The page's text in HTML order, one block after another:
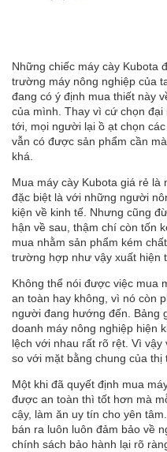
Những chiếc máy cày Kubota
trường máy nông nghiệp của
đang có ý định mua thiết này
của mình. Thay vì cứ chọn
tới, mọi người lại ồ ạt chọn
vẫn có được sản phẩm cần
khá.
Mua máy cày Kubota giá rẻ là
đặc biệt là với những người
kiện về kinh tế. Nhưng cũng
hận về sau, thậm chí còn tốn
mua nhằm sản phẩm kém
trường hợp như vậy xuất hiện
Không thể nói được việc mua
an toàn hay không, vì nó còn
người đang hướng đến. Bảng
doanh máy nông nghiệp hiện
lệch với nhau rất rõ rệt. Vì
so với mặt bằng chung của
Một khi đã quyết định mua
được an toàn thì tốt hơn mà
cậy, làm ăn uy tín cho yên
bán ra luôn luôn đảm bảo về
chính sách bảo hành lại rõ